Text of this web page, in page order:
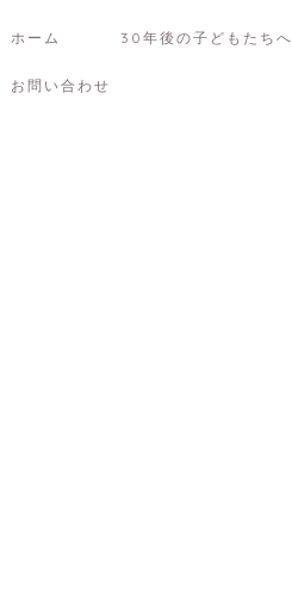
ホーム 30年後の子どもたちへ
お問い合わせ